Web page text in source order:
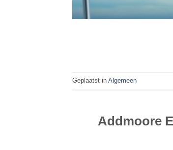
Geplaatst in Algemeen
Addmoore